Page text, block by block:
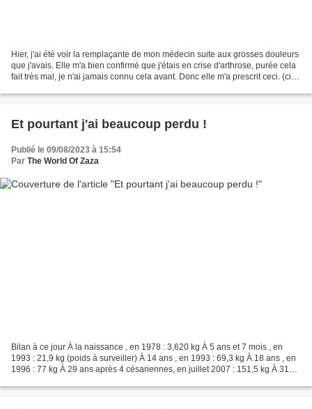
Hier, j'ai été voir la remplaçante de mon médecin suite aux grosses douleurs
que j'avais. Elle m'a bien confirmé que j'étais en crise d'arthrose, purée cela
fait très mal, je n'ai jamais connu cela avant. Donc elle m'a prescrit ceci. (ci-
Et pourtant j'ai beaucoup perdu !
Publié le 09/08/2023 à 15:54
Par The World Of Zaza
Bilan à ce jour À la naissance , en 1978 : 3,620 kg À 5 ans et 7 mois , en
1993 : 21,9 kg (poids à surveiller) À 14 ans , en 1993 : 69,3 kg À 18 ans , en
1996 : 77 kg À 29 ans après 4 césariennes, en juillet 2007 : 151,5 kg À 31